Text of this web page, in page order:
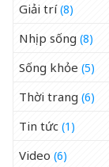
Giải trí(8)
Nhịp sống (8)
Sống khỏe (5)
Thời trang (6)
Tin tức (1)
Video (6)